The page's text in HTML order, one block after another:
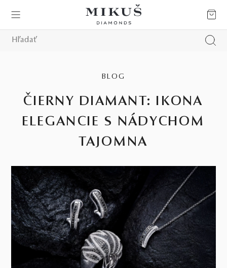
BLOG
ČIERNY DIAMANT: IKONA
ELEGANCIE S NÁDYCHOM
TAJOMNA